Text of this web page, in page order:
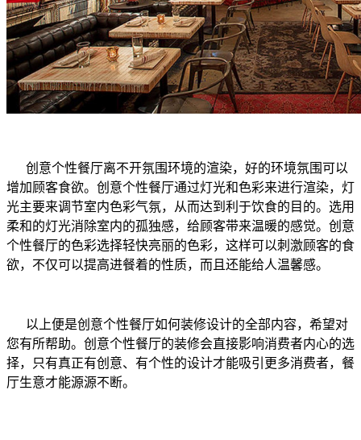
创意个性餐厅离不开氛围环境的渲染，好的环境氛围可以
增加顾客食欲。创意个性餐厅通过灯光和色彩来进行渲染，灯
光主要来调节室内色彩气氛，从而达到利于饮食的目的。选用
柔和的灯光消除室内的孤独感，给顾客带来温暖的感觉。创意
个性餐厅的色彩选择轻快亮丽的色彩，这样可以刺激顾客的食
欲，不仅可以提高进餐着的性质，而且还能给人温馨感。
以上便是创意个性餐厅如何装修设计的全部内容，希望对
您有所帮助。创意个性餐厅的装修会直接影响消费者内心的选
择，只有真正有创意、有个性的设计才能吸引更多消费者，餐
厅生意才能源源不断。